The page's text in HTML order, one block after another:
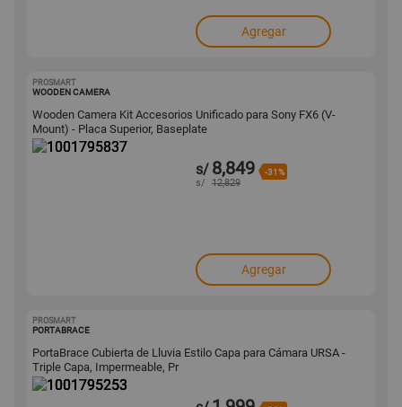
Agregar
PROSMART
WOODEN CAMERA
Wooden Camera Kit Accesorios Unificado para Sony FX6 (V-
Mount) - Placa Superior, Baseplate
s/ 8,849 -31%
s/ 12,829
Agregar
PROSMART
PORTABRACE
PortaBrace Cubierta de Lluvia Estilo Capa para Cámara URSA -
Triple Capa, Impermeable, Pr